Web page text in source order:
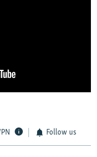
Follow us